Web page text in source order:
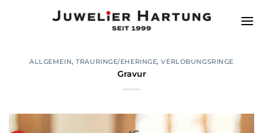
ALLGEMEIN,TRAURINGE/EHERINGE,VERLOBUNGSRINGE
Gravur